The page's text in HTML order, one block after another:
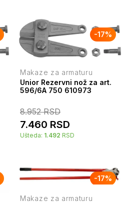
-17%
Makaze za armaturu
Unior Rezervni nož za art.
596/6A 750 610973
8.952 RSD
7.460 RSD
Ušteda: 1.492 RSD
-17%
Makaze za armaturu